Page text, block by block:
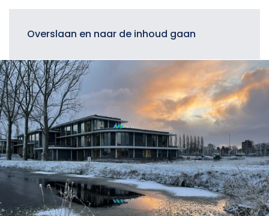
Overslaan en naar de inhoud gaan